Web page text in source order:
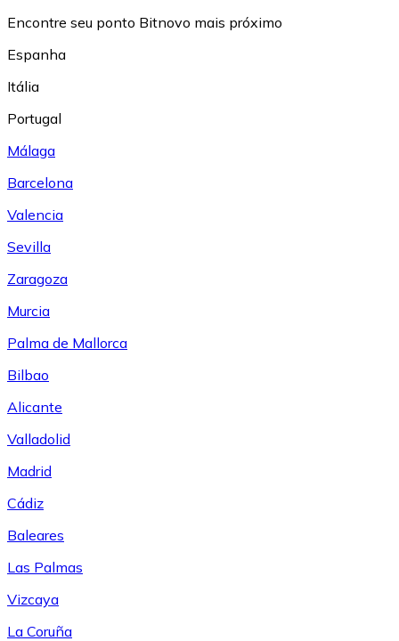
Encontre seu ponto Bitnovo mais próximo
Espanha
Itália
Portugal
Málaga
Barcelona
Valencia
Sevilla
Zaragoza
Murcia
Palma de Mallorca
Bilbao
Alicante
Valladolid
Madrid
Cádiz
Baleares
Las Palmas
Vizcaya
La Coruña